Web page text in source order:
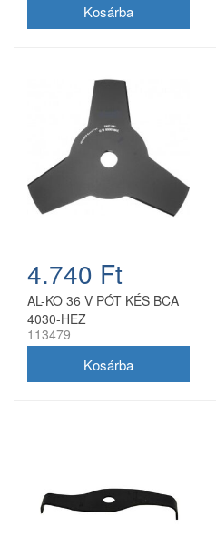
4.740 Ft
AL-KO 36 V PÓT KÉS BCA
4030-HEZ
113479